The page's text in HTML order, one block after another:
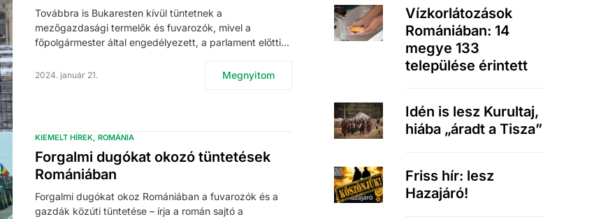
Továbbra is Bukaresten kívül tüntetnek a
mezőgazdasági termelők és fuvarozók, mivel a
főpolgármester által engedélyezett, a parlament előtti…
2024. január 21. Megnyitom
KIEMELT HÍREK ROMÁNIA
Forgalmi dugókat okozó tüntetések
Romániában
Forgalmi dugókat okoz Romániában a fuvarozók és a
gazdák közúti tüntetése – írja a román sajtó a
Vízkorlátozások
Romániában: 14
megye 133
települése érintett
Idén is lesz Kurultaj,
hiába „áradt a Tisza”
Friss hír: lesz
Hazajáró!